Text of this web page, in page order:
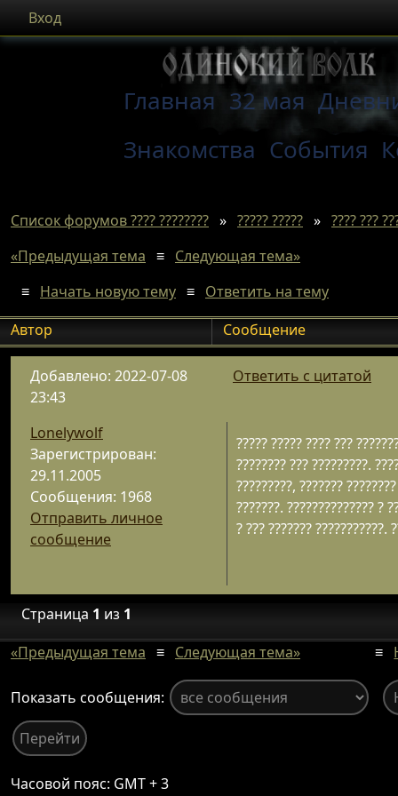
Вход
Главная 32 мая
Знакомства События
Список форумов ???? ???????? » ????? ????? » ???? ???
«Предыдущая тема ≡ Следующая тема»
≡ Начать новую тему ≡ Ответить на тему
Автор
Сообщение
Добавлено: 2022-07-08
23:43
Ответить с цитатой
Lonelywolf
Зарегистрирован:
29.11.2005
Сообщения: 1968
Отправить личное
сообщение
????? ????? ???? ???
???????? ??? ?????????.
?????????, ???????
???????. ?????????????? ?
? ??? ??????? ???????????.
Страница 1 из 1
«Предыдущая тема ≡ Следующая тема» ≡
Показать сообщения:
Часовой пояс: GMT + 3